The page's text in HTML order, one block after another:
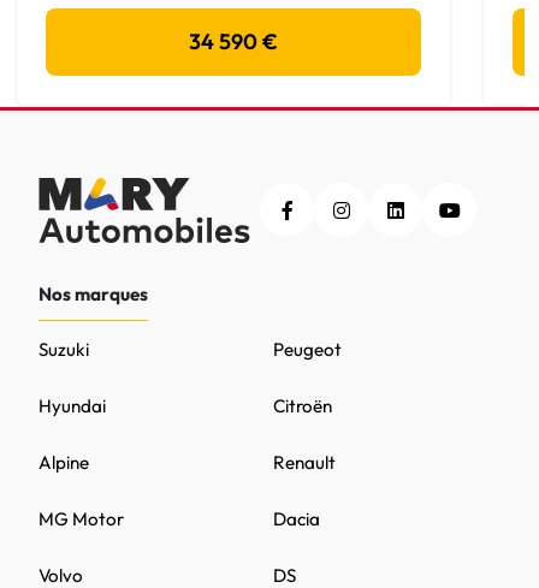
34 590 €
Nos marques
Peugeot
DS
MG Motor
Citroën
Volvo
Renault
Hyundai
Dacia
Alpine
Suzuki